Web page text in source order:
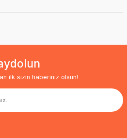
ilk sizin haberiniz olsun!